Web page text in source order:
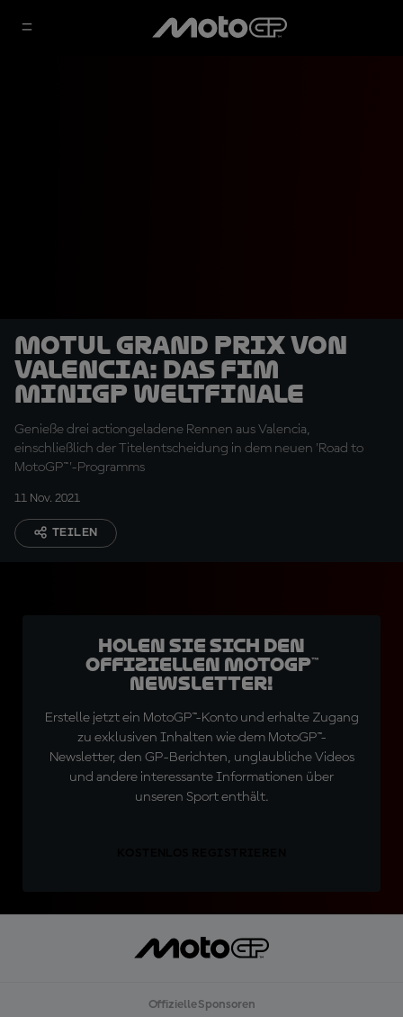
Motul Grand Prix von
Valencia: Das FIM
MiniGP Weltfinale
Genieße drei actiongeladene Rennen aus Valencia,
einschließlich der Titelentscheidung in dem neuen 'Road to
MotoGP™'-Programms
11 Nov. 2021
TEILEN
Holen Sie sich den
offiziellen MotoGP™
Newsletter!
Erstelle jetzt ein MotoGP™-Konto und erhalte Zugang
zu exklusiven Inhalten wie dem MotoGP™-
Newsletter, den GP-Berichten, unglaubliche Videos
und andere interessante Informationen über
unseren Sport enthält.
Offizielle Sponsoren